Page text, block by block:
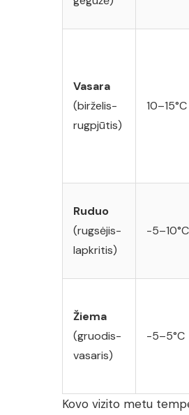
Vasara
(birželis-
rugpjūtis)
10–15°C
Ruduo
(rugsėjis-
lapkritis)
-5–10°C
Žiema
(gruodis-
vasaris)
-5–5°C
Kovo vizito metu